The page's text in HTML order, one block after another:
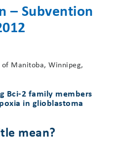
– Subvention
Manitoba, Winnipeg,
Bci-2 family members
in glioblastoma
mean?